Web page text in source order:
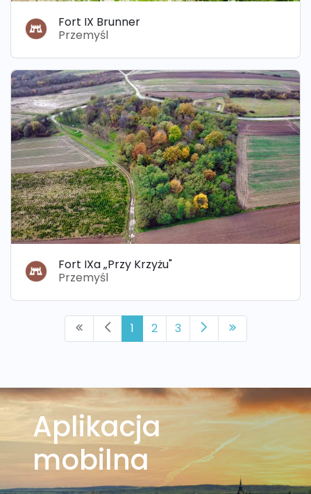
Fort IX Brunner
Przemyśl
Fort IXa „Przy Krzyżu"
Przemyśl
1 2 3
Aplikacja
mobilna